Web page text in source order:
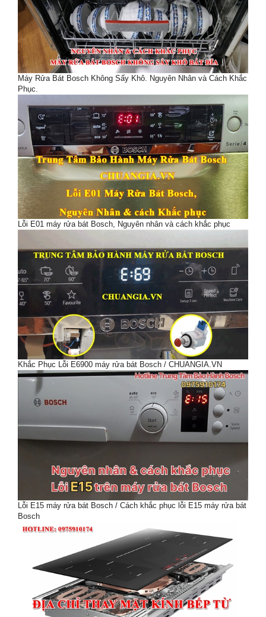
Máy Rửa Bát Bosch Không Sấy Khô. Nguyên Nhân và Cách Khắc
Phục.
Lỗi E01 máy rửa bát Bosch, Nguyên nhân và cách khắc phục
Khắc Phục Lỗi E6900 máy rửa bát Bosch / CHUANGIA.VN
Lỗi E15 máy rửa bát Bosch / Cách khắc phục lỗi E15 máy rửa bát
Bosch